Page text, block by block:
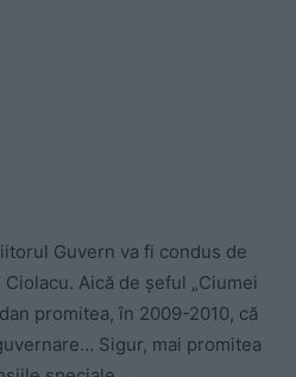
Guvern va fi condus de
Aică de șeful „Ciumei
promitea, în 2009-2010, că
Sigur, mai promitea